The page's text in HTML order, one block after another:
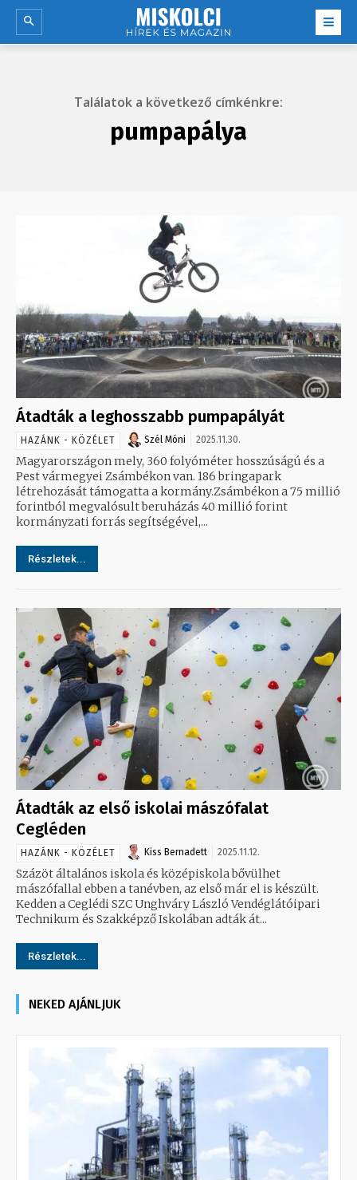
Találatok a következő címkénkre:
pumpapálya
Átadták a leghosszabb pumpapályát
HAZÁNK - KÖZÉLET Szél Móni 2025.11.30.
Magyarországon mely, 360 folyóméter hosszúságú és a
Pest vármegyei Zsámbékon van. 186 bringapark
létrehozását támogatta a kormány.Zsámbékon a 75 millió
forintból megvalósult beruházás 40 millió forint
kormányzati forrás segítségével,...
Részletek...
Átadták az első iskolai mászófalat
Cegléden
HAZÁNK - KÖZÉLET Kiss Bernadett 2025.11.12.
Százöt általános iskola és középiskola bővülhet
mászófallal ebben a tanévben, az első már el is készült.
Kedden a Ceglédi SZC Unghváry László Vendéglátóipari
Technikum és Szakképző Iskolában adták át...
Részletek...
NEKED AJÁNLJUK